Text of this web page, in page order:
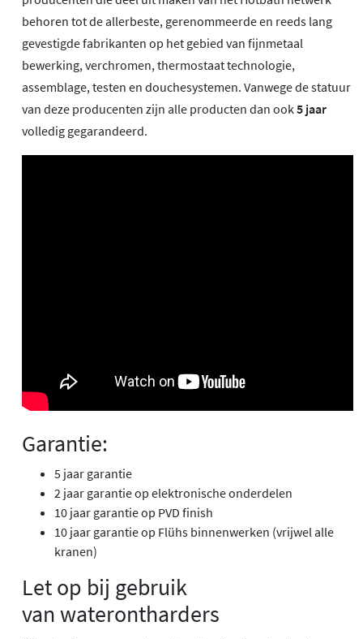
behoren tot de allerbeste, gerenommeerde en reeds lang
gevestigde fabrikanten op het gebied van fijnmetaal
bewerking, verchromen, thermostaat technologie,
assemblage, testen en douchesystemen. Vanwege de statuur
van deze producenten zijn alle producten dan ook5 jaar
volledig gegarandeerd.
Garantie:
5 jaar garantie
2 jaar garantie op elektronische onderdelen
10 jaar garantie op PVD finish
10 jaar garantie op Flühs binnenwerken (vrijwel alle
kranen)
Let op bij gebruik
van waterontharders